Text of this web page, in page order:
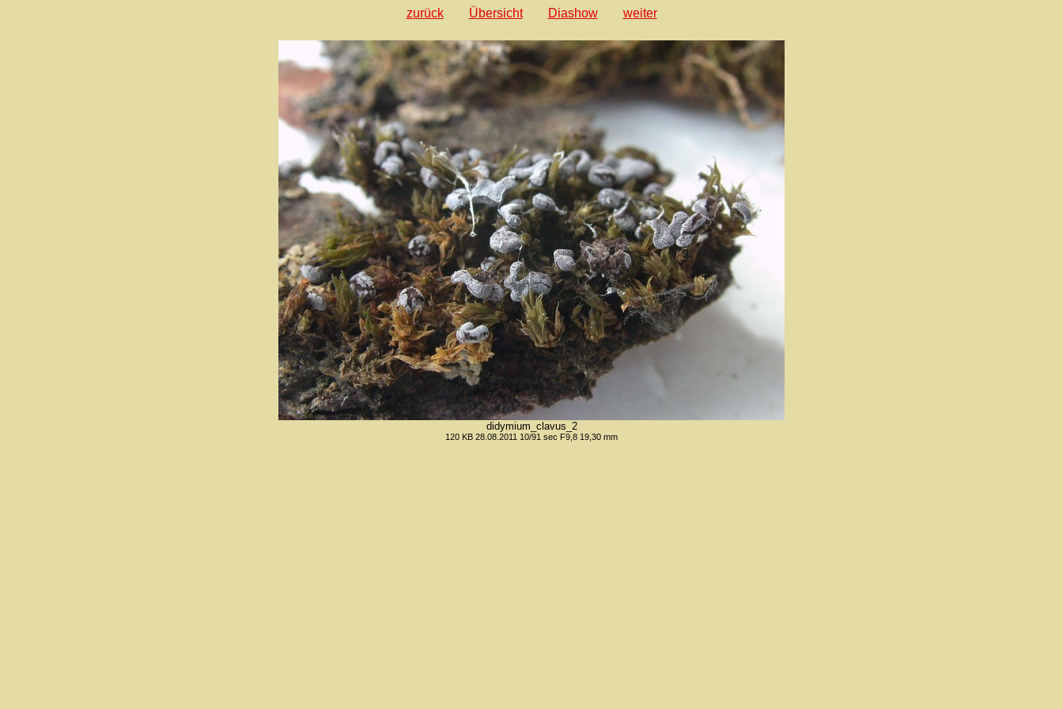
zurück Übersicht Diashow weiter
didymium_clavus_2
120 KB 28.08.2011 10/91 sec F9,8 19,30 mm